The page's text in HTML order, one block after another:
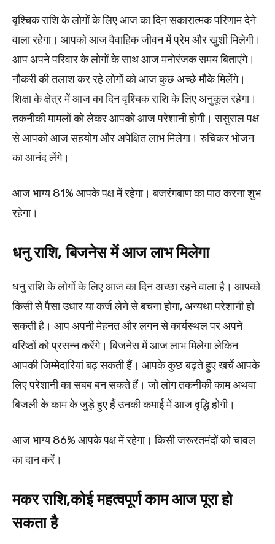
वृश्चिक राशि के लोगों के लिए आज का दिन सकारात्मक परिणाम देने
वाला रहेगा। आपको आज वैवाहिक जीवन में प्रेम और खुशी मिलेगी।
आप अपने परिवार के लोगों के साथ आज मनोरंजक समय बिताएंगे।
नौकरी की तलाश कर रहे लोगों को आज कुछ अच्छे मौके मिलेंगे।
शिक्षा के क्षेत्र में आज का दिन वृश्चिक राशि के लिए अनुकूल रहेगा।
तकनीकी मामलों को लेकर आपको आज परेशानी होगी। ससुराल पक्ष
से आपको आज सहयोग और अपेक्षित लाभ मिलेगा। रुचिकर भोजन
का आनंद लेंगे।
आज भाग्य 81% आपके पक्ष में रहेगा। बजरंगबाण का पाठ करना शुभ
रहेगा।
धनु राशि, बिजनेस में आज लाभ मिलेगा
धनु राशि के लोगों के लिए आज का दिन अच्छा रहने वाला है। आपको
किसी से पैसा उधार या कर्ज लेने से बचना होगा, अन्यथा परेशानी हो
सकती है। आप अपनी मेहनत और लगन से कार्यस्थल पर अपने
वरिष्ठों को प्रसन्न करेंगे। बिजनेस में आज लाभ मिलेगा लेकिन
आपकी जिम्मेदारियां बढ़ सकती हैं। आपके कुछ बढ़ते हुए खर्चे आपके
लिए परेशानी का सबब बन सकते हैं। जो लोग तकनीकी काम अथवा
बिजली के काम के जुड़े हुए हैं उनकी कमाई में आज वृद्धि होगी।
आज भाग्य 86% आपके पक्ष में रहेगा। किसी जरूरतमंदों को चावल
का दान करें।
मकर राशि,कोई महत्वपूर्ण काम आज पूरा हो
सकता है